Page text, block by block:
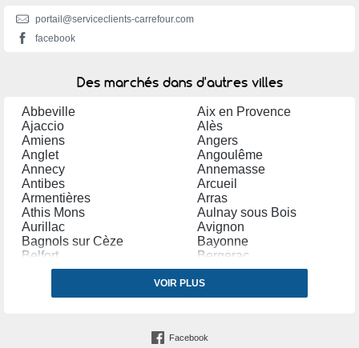
portail@serviceclients-carrefour.com
facebook
Des marchés dans d'autres villes
Abbeville
Aix en Provence
Ajaccio
Alès
Amiens
Angers
Anglet
Angoulême
Annecy
Annemasse
Antibes
Arcueil
Armentières
Arras
Athis Mons
Aulnay sous Bois
Aurillac
Avignon
Bagnols sur Cèze
Bayonne
Belfort
Bergerac
Béthune
Béziers
Blagnac
Bordeaux
Boulogne Billancourt
Brunoy
VOIR PLUS
Facebook